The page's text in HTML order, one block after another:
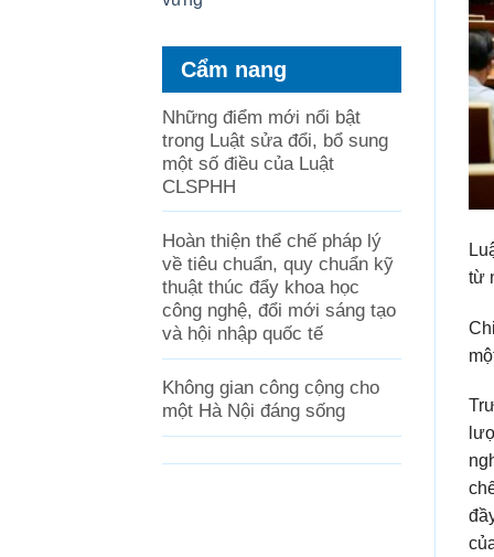
Cẩm nang
Những điểm mới nổi bật
trong Luật sửa đổi, bổ sung
một số điều của Luật
CLSPHH
Hoàn thiện thể chế pháp lý
về tiêu chuẩn, quy chuẩn kỹ
thuật thúc đẩy khoa học
công nghệ, đổi mới sáng tạo
và hội nhập quốc tế
Không gian công cộng cho
một Hà Nội đáng sống
từ